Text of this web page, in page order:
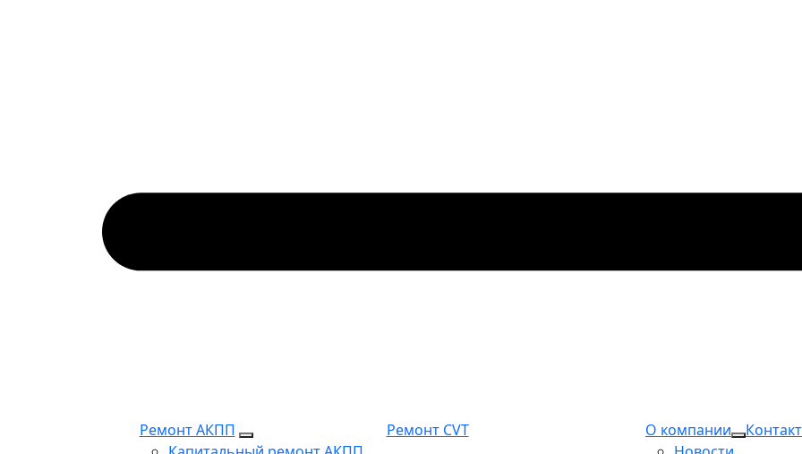
Ремонт АКПП
Ремонт CVT
О компании